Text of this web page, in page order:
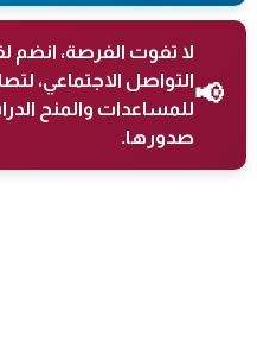
📢
لا تفوت الفرصة، انضم
التواصل الاجتماعي،
للمساعدات والمنح
صدورها.